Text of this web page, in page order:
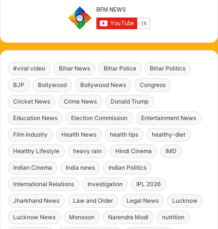
#viral video Bihar News Bihar Police Bihar Politics
BJP Bollywood Bollywood News Congress
Cricket News Crime News Donald Trump
Education News Election Commission Entertainment News
Film Industry Health News health tips healthy-diet
Healthy Lifestyle heavy rain Hindi Cinema IMD
Indian Cinema India news Indian Politics
International Relations Investigation IPL 2026
Jharkhand News Law and Order Legal News Lucknow
Lucknow News Monsoon Narendra Modi nutrition